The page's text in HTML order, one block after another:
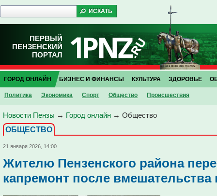
ПЕРВЫЙ
ПЕНЗЕНСКИЙ
ПОРТАЛ
ГОРОД ОНЛАЙН
Политика Экономика Спорт Общество Проиcшествия
БИЗНЕС И ФИНАНСЫ КУЛЬТУРА ЗДОРОВЬЕ
Новости Пензы → Город онлайн → Общество
ОБЩЕСТВО
21 января 2026, 14:00
Жителю Пензенского района
капремонт после вмешательства